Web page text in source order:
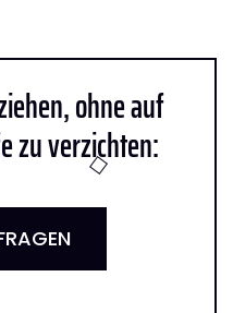
ohne auf
zu verzichten: